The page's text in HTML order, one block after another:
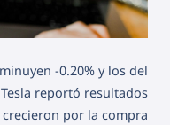
-0.20% y los del
reportó resultados
por la compra